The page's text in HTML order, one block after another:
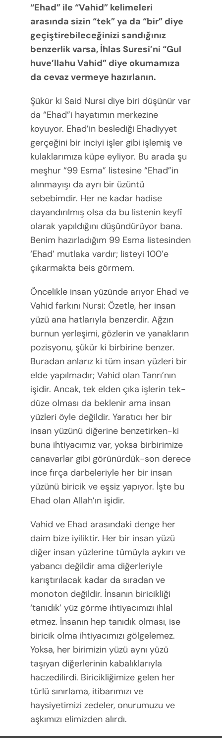
“Ehad” ile “Vahid” kelimeleri
arasında sizin “tek” ya da “bir” diye
geçiştirebileceğinizi sandığınız
benzerlik varsa, İhlas Suresi’ni “Gul
huve’llahu Vahid” diye okumamıza
da cevaz vermeye hazırlanın.
Şükür ki Said Nursi diye biri düşünür var
da “Ehad”i hayatımın merkezine
koyuyor. Ehad’in beslediği Ehadiyyet
gerçeğini bir inciyi işler gibi işlemiş ve
kulaklarımıza küpe eyliyor. Bu arada şu
meşhur “99 Esma” listesine “Ehad”in
alınmayışı da ayrı bir üzüntü
sebebimdir. Her ne kadar hadise
dayandırılmış olsa da bu listenin keyfî
olarak yapıldığını düşündürüyor bana.
Benim hazırladığım 99 Esma listesinden
‘Ehad’ mutlaka vardır; listeyi 100’e
çıkarmakta beis görmem.
Öncelikle insan yüzünde arıyor Ehad ve
Vahid farkını Nursi: Özetle, her insan
yüzü ana hatlarıyla benzerdir. Ağzın
burnun yerleşimi, gözlerin ve yanakların
pozisyonu, şükür ki birbirine benzer.
Buradan anlarız ki tüm insan yüzleri bir
elde yapılmadır; Vahid olan Tanrı’nın
işidir. Ancak, tek elden çıka işlerin tek-
düze olması da beklenir ama insan
yüzleri öyle değildir. Yaratıcı her bir
insan yüzünü diğerine benzetirken-ki
buna ihtiyacımız var, yoksa birbirimize
canavarlar gibi görünürdük-son derece
ince fırça darbeleriyle her bir insan
yüzünü biricik ve eşsiz yapıyor. İşte bu
Ehad olan Allah’ın işidir.
Vahid ve Ehad arasındaki denge her
daim bize iyiliktir. Her bir insan yüzü
diğer insan yüzlerine tümüyla aykırı ve
yabancı değildir ama diğerleriyle
karıştırılacak kadar da sıradan ve
monoton değildir. İnsanın biricikliği
‘tanıdık’ yüz görme ihtiyacımızı ihlal
etmez. İnsanın hep tanıdık olması, ise
biricik olma ihtiyacımızı gölgelemez.
Yoksa, her birimizin yüzü aynı yüzü
taşıyan diğerlerinin kabalıklarıyla
haczedilirdi. Biricikliğimize gelen her
türlü sınırlama, itibarımızı ve
haysiyetimizi zedeler, onurumuzu ve
aşkımızı elimizden alırdı.